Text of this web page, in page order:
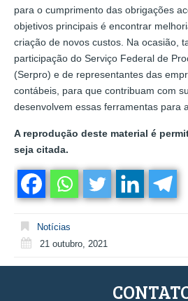
para o cumprimento das obrigações
objetivos principais é encontrar
criação de novos custos. Na ocasião,
participação do Serviço Federal de
(Serpro) e de representantes das
contábeis, para que contribuam com
desenvolvem essas ferramentas para
A reprodução deste material é
seja citada.
Notícias
21 outubro, 2021